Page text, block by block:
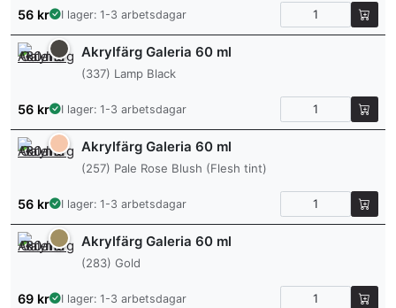
56 kr I lager: 1-3 arbetsdagar
Akrylfärg Galeria 60 ml
(337) Lamp Black
56 kr I lager: 1-3 arbetsdagar
Akrylfärg Galeria 60 ml
(257) Pale Rose Blush (Flesh tint)
56 kr I lager: 1-3 arbetsdagar
Akrylfärg Galeria 60 ml
(283) Gold
69 kr I lager: 1-3 arbetsdagar